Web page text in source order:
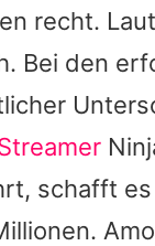
recht.
Bei den
schafft